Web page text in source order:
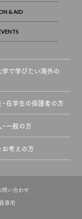
学で学びたい海外の
在学生の保護者の方
一般の方
お考えの方
問い合わせ
専用